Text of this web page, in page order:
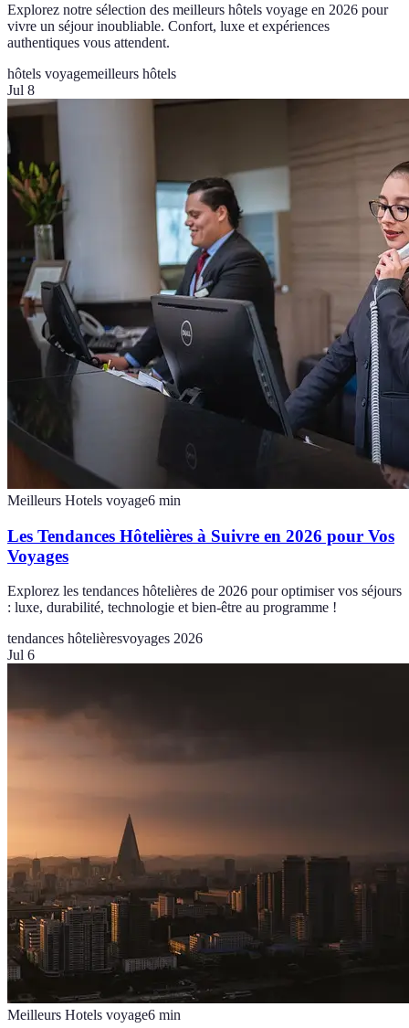
Explorez notre sélection des meilleurs hôtels voyage en 2026 pour
vivre un séjour inoubliable. Confort, luxe et expériences
authentiques vous attendent.
hôtels voyagemeilleurs hôtels
Jul 8
Meilleurs Hotels voyage6 min
Les Tendances Hôtelières à Suivre en 2026 pour Vos
Voyages
Explorez les tendances hôtelières de 2026 pour optimiser vos séjours
: luxe, durabilité, technologie et bien-être au programme !
tendances hôtelièresvoyages 2026
Jul 6
Meilleurs Hotels voyage6 min